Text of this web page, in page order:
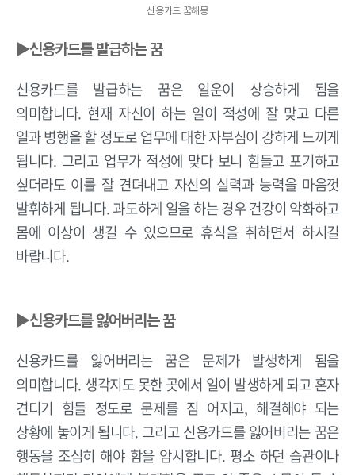
신용카드 꿈해몽
▶신용카드를 발급하는 꿈
신용카드를 발급하는 꿈은 일운이 상승하게 됨을
의미합니다. 현재 자신이 하는 일이 적성에 잘 맞고 다른
일과 병행을 할 정도로 업무에 대한 자부심이 강하게 느끼게
됩니다. 그리고 업무가 적성에 맞다 보니 힘들고 포기하고
싶더라도 이를 잘 견뎌내고 자신의 실력과 능력을 마음껏
발휘하게 됩니다. 과도하게 일을 하는 경우 건강이 악화하고
몸에 이상이 생길 수 있으므로 휴식을 취하면서 하시길
바랍니다.
▶신용카드를 잃어버리는 꿈
신용카드를 잃어버리는 꿈은 문제가 발생하게 됨을
의미합니다. 생각지도 못한 곳에서 일이 발생하게 되고 혼자
견디기 힘들 정도로 문제를 짐 어지고, 해결해야 되는
상황에 놓이게 됩니다. 그리고 신용카드를 잃어버리는 꿈은
행동을 조심히 해야 함을 암시합니다. 평소 하던 습관이나